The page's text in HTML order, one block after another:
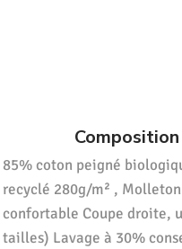
85% coton peigné
recyclé 280g/m² ,
confortable Coupe droite,
tailles) Lavage à 30%